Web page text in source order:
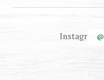
Instagram